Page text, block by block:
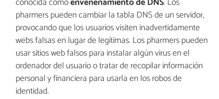
pharmers pueden cambiar la tabla DNS de un servidor,
provocando que los usuarios visiten inadvertidamente
webs falsas en lugar de legítimas. Los pharmers pueden
usar sitios web falsos para instalar algún virus en el
ordenador del usuario o tratar de recopilar información
personal y financiera para usarla en los robos de
identidad.